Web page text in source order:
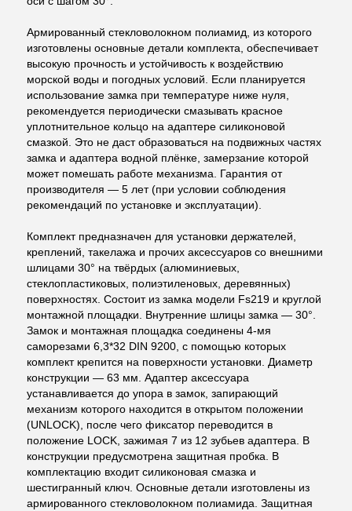
Армированный стекловолокном полиамид, из которого
изготовлены основные детали комплекта, обеспечивает
высокую прочность и устойчивость к воздействию
морской воды и погодных условий. Если планируется
использование замка при температуре ниже нуля,
рекомендуется периодически смазывать красное
уплотнительное кольцо на адаптере силиконовой
смазкой. Это не даст образоваться на подвижных частях
замка и адаптера водной плёнке, замерзание которой
может помешать работе механизма. Гарантия от
производителя — 5 лет (при условии соблюдения
рекомендаций по установке и эксплуатации).
Комплект предназначен для установки держателей,
креплений, такелажа и прочих аксессуаров со внешними
шлицами 30° на твёрдых (алюминиевых,
стеклопластиковых, полиэтиленовых, деревянных)
поверхностях. Состоит из замка модели Fs219 и круглой
монтажной площадки. Внутренние шлицы замка — 30°.
Замок и монтажная площадка соединены 4-мя
саморезами 6,3*32 DIN 9200, с помощью которых
комплект крепится на поверхности установки. Диаметр
конструкции — 63 мм. Адаптер аксессуара
устанавливается до упора в замок, запирающий
механизм которого находится в открытом положении
(UNLOCK), после чего фиксатор переводится в
положение LOCK, зажимая 7 из 12 зубьев адаптера. В
конструкции предусмотрена защитная пробка. В
комплектацию входит силиконовая смазка и
шестигранный ключ. Основные детали изготовлены из
армированного стекловолокном полиамида. Защитная